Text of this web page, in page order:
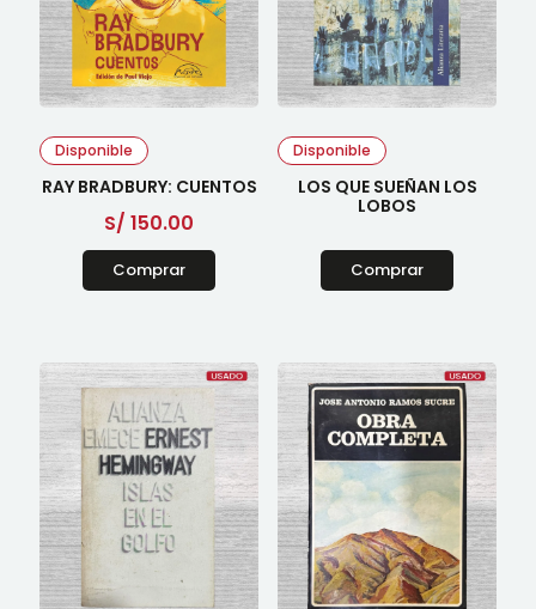
Disponible
RAY BRADBURY: CUENTOS
S/ 150.00
Comprar
Disponible
LOS QUE SUEÑAN LOS
LOBOS
Comprar